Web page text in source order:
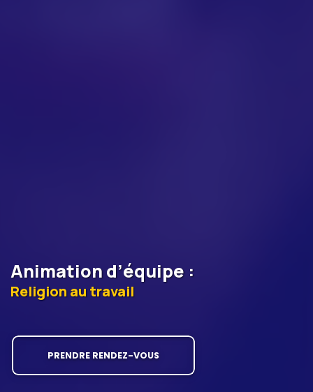
Animation d’équipe :
Religion au travail
PRENDRE RENDEZ-VOUS